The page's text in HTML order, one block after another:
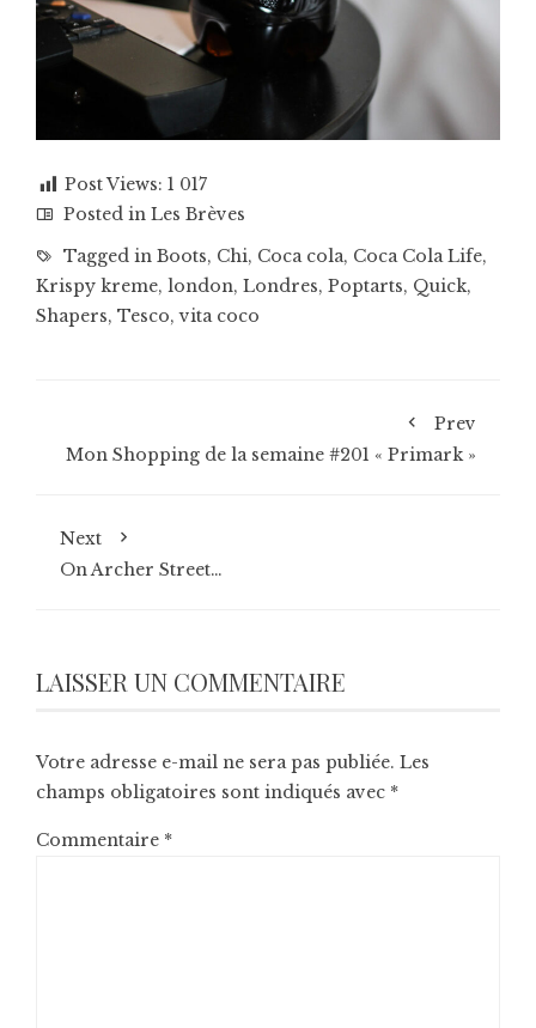
Post Views: 1 017
Posted in Les Brèves
Tagged in Boots, Chi, Coca cola, Coca Cola Life,
Krispy kreme, london, Londres, Poptarts, Quick,
Shapers, Tesco,vita coco
Prev
Mon Shopping de la semaine #201 « Primark »
Next
On Archer Street…
LAISSER UN COMMENTAIRE
Votre adresse e-mail ne sera pas publiée. Les
champs obligatoires sont indiqués avec *
Commentaire *